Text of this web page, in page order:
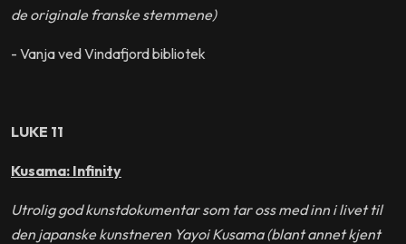
de originale franske stemmene)
- Vanja ved Vindafjord bibliotek
LUKE 11
Kusama: Infinity
Utrolig god kunstdokumentar som tar oss med inn i livet til
den japanske kunstneren Yayoi Kusama (blant annet kjent